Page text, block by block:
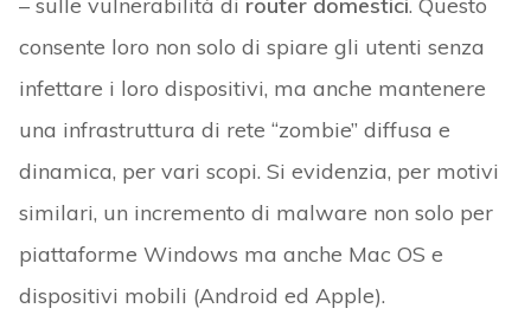
consente loro non solo di spiare gli utenti senza
infettare i loro dispositivi, ma anche mantenere
una infrastruttura di rete “zombie” diffusa e
dinamica, per vari scopi. Si evidenzia, per motivi
similari, un incremento di malware non solo per
piattaforme Windows ma anche Mac OS e
dispositivi mobili (Android ed Apple).